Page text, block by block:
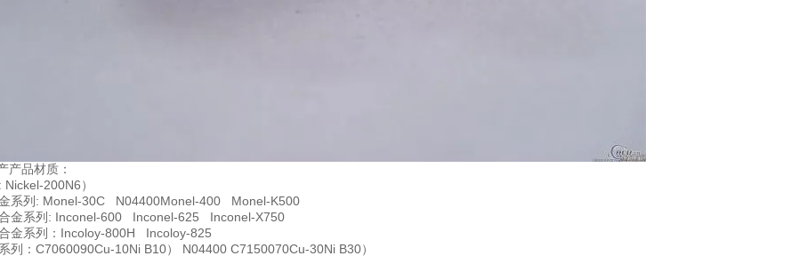
产品材质：
200N6）
系列: Monel-30C N04400Monel-400 Monel-K500
金系列: Inconel-600 Inconel-625 Inconel-X750
金系列：Incoloy-800H Incoloy-825
列：C7060090Cu-10Ni B10） N04400 C7150070Cu-30Ni B30）